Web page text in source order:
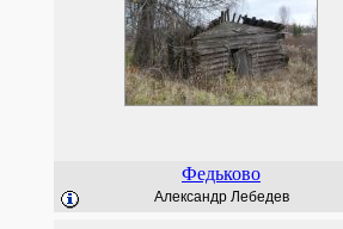
Федьково
Александр Лебедев